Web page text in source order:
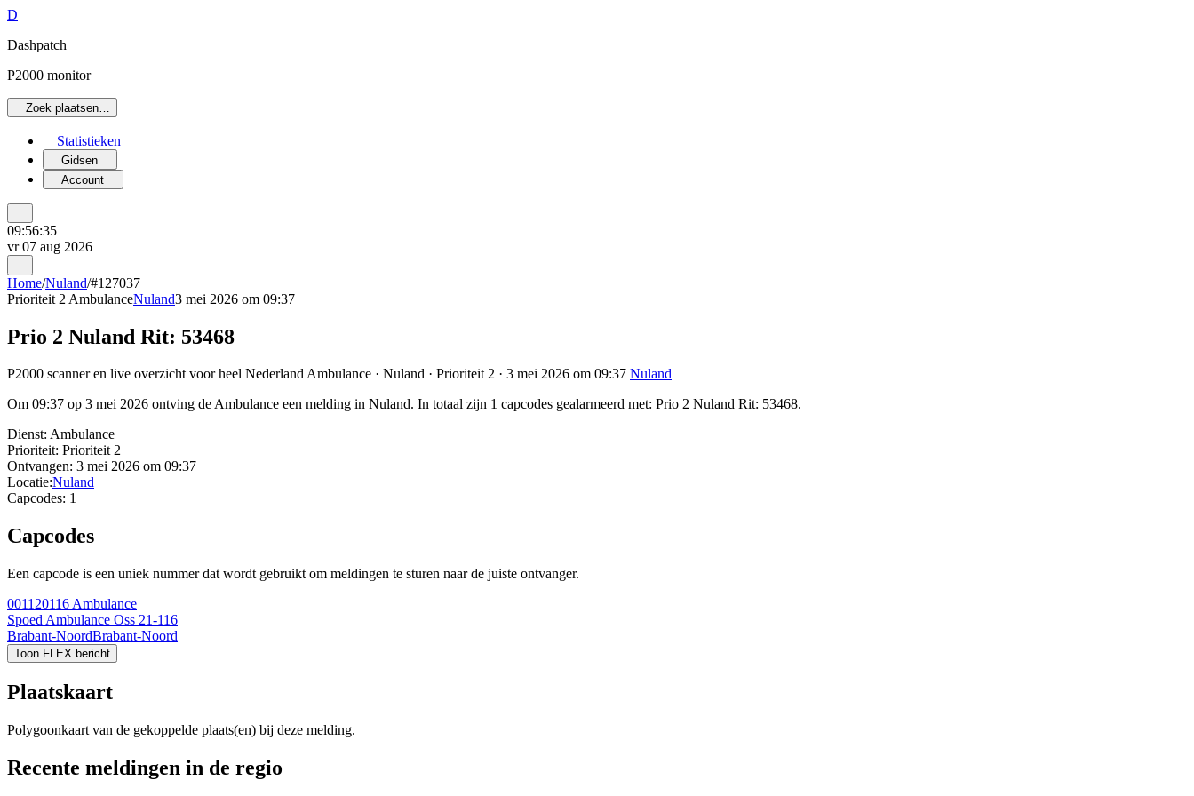
D
Dashpatch
P2000 monitor
Zoek plaatsen…
Statistieken
Gidsen
Account
09:56:35
vr 07 aug 2026
Home/Nuland/#127037
Prioriteit 2 AmbulanceNuland3 mei 2026 om 09:37
Prio 2 Nuland Rit: 53468
P2000 scanner en live overzicht voor heel Nederland Ambulance · Nuland · Prioriteit 2 · 3 mei 2026 om 09:37 Nuland
Om 09:37 op 3 mei 2026 ontving de Ambulance een melding in Nuland. In totaal zijn 1 capcodes gealarmeerd met: Prio 2 Nuland Rit: 53468.
Dienst: Ambulance
Prioriteit: Prioriteit 2
Ontvangen: 3 mei 2026 om 09:37
Locatie:Nuland
Capcodes: 1
Capcodes
Een capcode is een uniek nummer dat wordt gebruikt om meldingen te sturen naar de juiste ontvanger.
001120116 Ambulance
Spoed Ambulance Oss 21-116
Brabant-NoordBrabant-Noord
Toon FLEX bericht
Plaatskaart
Polygoonkaart van de gekoppelde plaats(en) bij deze melding.
Recente meldingen in de regio